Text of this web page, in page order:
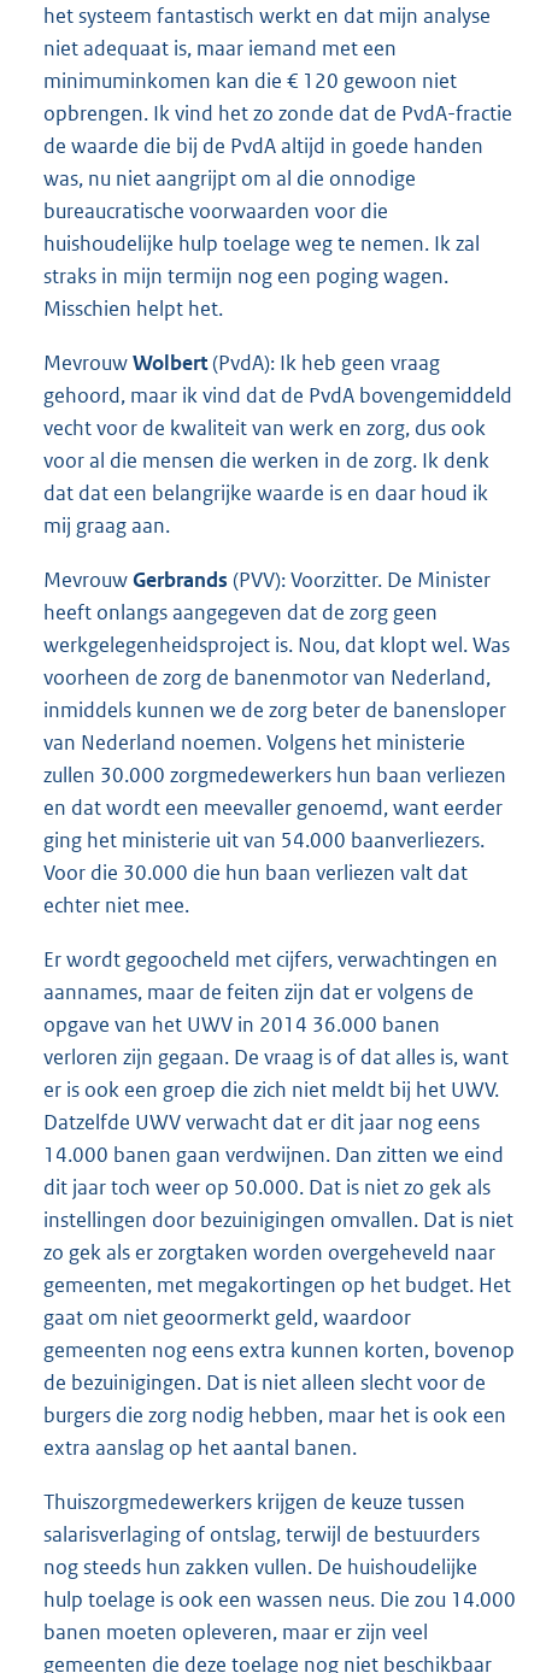
het systeem fantastisch werkt en dat mijn analyse
niet adequaat is, maar iemand met een
minimuminkomen kan die € 120 gewoon niet
opbrengen. Ik vind het zo zonde dat de PvdA-fractie
de waarde die bij de PvdA altijd in goede handen
was, nu niet aangrijpt om al die onnodige
bureaucratische voorwaarden voor die
huishoudelijke hulp toelage weg te nemen. Ik zal
straks in mijn termijn nog een poging wagen.
Misschien helpt het.
MevrouwWolbert(PvdA): Ik heb geen vraag
gehoord, maar ik vind dat de PvdA bovengemiddeld
vecht voor de kwaliteit van werk en zorg, dus ook
voor al die mensen die werken in de zorg. Ik denk
dat dat een belangrijke waarde is en daar houd ik
mij graag aan.
MevrouwGerbrands (PVV): Voorzitter. De Minister
heeft onlangs aangegeven dat de zorg geen
werkgelegenheidsproject is. Nou, dat klopt wel. Was
voorheen de zorg de banenmotor van Nederland,
inmiddels kunnen we de zorg beter de banensloper
van Nederland noemen. Volgens het ministerie
zullen 30.000 zorgmedewerkers hun baan verliezen
en dat wordt een meevaller genoemd, want eerder
ging het ministerie uit van 54.000 baanverliezers.
Voor die 30.000 die hun baan verliezen valt dat
echter niet mee.
Er wordt gegoocheld met cijfers, verwachtingen en
aannames, maar de feiten zijn dat er volgens de
opgave van het UWV in 2014 36.000 banen
verloren zijn gegaan. De vraag is of dat alles is, want
er is ook een groep die zich niet meldt bij het UWV.
Datzelfde UWV verwacht dat er dit jaar nog eens
14.000 banen gaan verdwijnen. Dan zitten we eind
dit jaar toch weer op 50.000. Dat is niet zo gek als
instellingen door bezuinigingen omvallen. Dat is niet
zo gek als er zorgtaken worden overgeheveld naar
gemeenten, met megakortingen op het budget. Het
gaat om niet geoormerkt geld, waardoor
gemeenten nog eens extra kunnen korten, bovenop
de bezuinigingen. Dat is niet alleen slecht voor de
burgers die zorg nodig hebben, maar het is ook een
extra aanslag op het aantal banen.
Thuiszorgmedewerkers krijgen de keuze tussen
salarisverlaging of ontslag, terwijl de bestuurders
nog steeds hun zakken vullen. De huishoudelijke
hulp toelage is ook een wassen neus. Die zou 14.000
banen moeten opleveren, maar er zijn veel
gemeenten die deze toelage nog niet beschikbaar